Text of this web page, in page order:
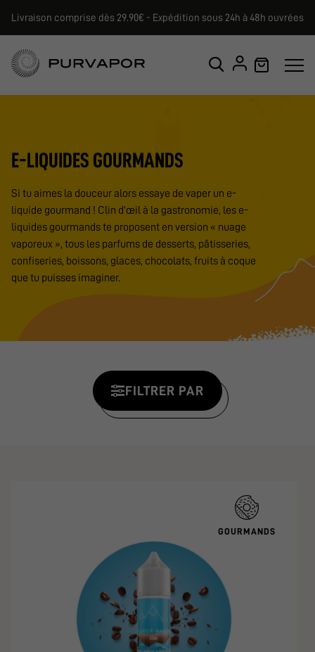
Livraison comprise dès 29.90€ - Expédition sous 24h à 48h ouvrées
E-LIQUIDES GOURMANDS
Si tu aimes la douceur alors essaye de vaper un e-
liquide gourmand ! Clin d’œil à la gastronomie, les e-
liquides gourmands te proposent en version « nuage
vaporeux », tous les parfums de desserts, pâtisseries,
confiseries, boissons, glaces, chocolats, fruits à coque
que tu puisses imaginer.
FILTRER PAR
GOURMANDS